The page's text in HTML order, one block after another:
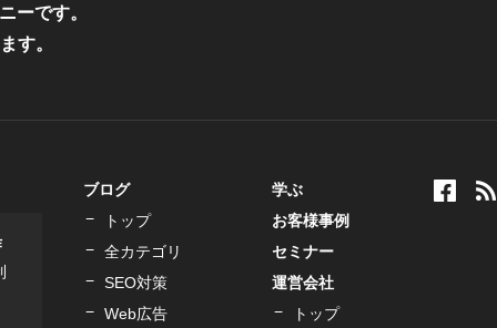
ーです。
す。
ブログ
トップ
全カテゴリ
SEO対策
Web広告
学ぶ
お客様事例
セミナー
運営会社
トップ